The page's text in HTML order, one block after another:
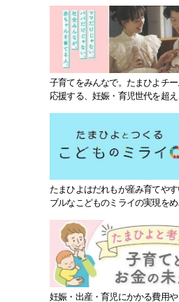
子育てをみんなで。たまひよチ
応援する、妊娠・育児世代を超
たまひよはだれもが産み育てや
ブルなこどものミライの実現を
妊娠・出産・育児にかかる費用